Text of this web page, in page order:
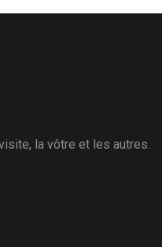
la vôtre et les autres.